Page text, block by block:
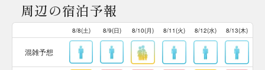
周辺の宿泊予報
8/8(土) 8/9(日) 8/10(月) 8/11(火) 8/12(水) 8/13(木)
混雑予想